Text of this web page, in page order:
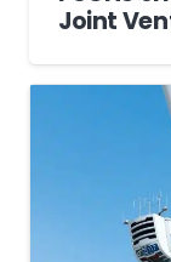
Joint